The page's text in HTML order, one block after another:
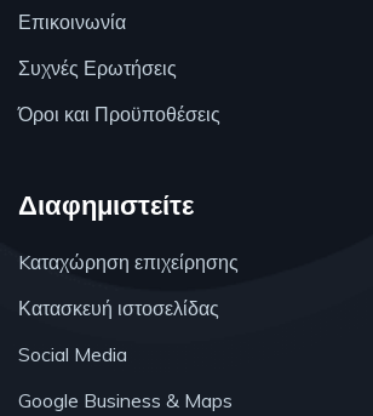
Επικοινωνία
Συχνές Ερωτήσεις
Όροι και Προϋποθέσεις
Διαφημιστείτε
Kαταχώρηση επιχείρησης
Κατασκευή ιστοσελίδας
Social Media
Google Business & Maps